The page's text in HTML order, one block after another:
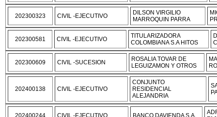
202300323 CIVIL -EJECUTIVO
DILSON VIRGILIO
MARROQUIN PARRA
202300581 CIVIL -EJECUTIVO
TITULARIZADORA
COLOMBIANA S.A HITOS
202300609 CIVIL -SUCESION
ROSALIA TOVAR DE
LEGUIZAMON Y OTROS
202400138 CIVIL -EJECUTIVO
CONJUNTO
RESIDENCIAL
ALEJANDRIA
202400244 CIVIL -EJECUTIVO BANCO DAVIENDA S.A.